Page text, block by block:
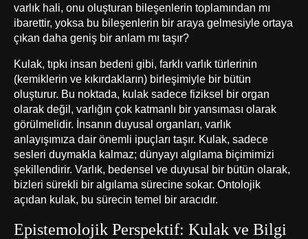
varlık hali, onu oluşturan bileşenlerin toplamından mı
ibarettir, yoksa bu bileşenlerin bir araya gelmesiyle ortaya
çıkan daha geniş bir anlam mı taşır?
Kulak, tıpkı insan bedeni gibi, farklı varlık türlerinin
(kemiklerin ve kıkırdakların) birleşimiyle bir bütün
oluşturur. Bu noktada, kulak sadece fiziksel bir organ
olarak değil, varlığın çok katmanlı bir yansıması olarak
görülmelidir. İnsanın duyusal organları, varlık
anlayışımıza dair önemli ipuçları taşır. Kulak, sadece
sesleri duymakla kalmaz; dünyayı algılama biçimimizi
şekillendirir. Varlık, bedensel ve duyusal bir bütün olarak,
bizleri sürekli bir algılama sürecine sokar. Ontolojik
açıdan kulak, bu sürecin temel bir aracıdır.
Epistemolojik Perspektif: Kulak ve Bilgi